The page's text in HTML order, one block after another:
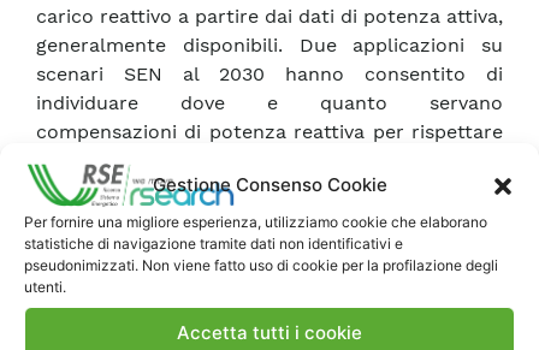
Gestione Consenso Cookie
Per fornire una migliore esperienza, utilizziamo cookie che elaborano
statistiche di navigazione tramite dati non identificativi e
pseudonimizzati. Non viene fatto uso di cookie per la profilazione degli
utenti.
Accetta tutti i cookie
carico reattivo a partire dai dati di potenza attiva,
generalmente disponibili. Due applicazioni su
scenari SEN al 2030 hanno consentito di
individuare dove e quanto servano
compensazioni di potenza reattiva per rispettare
i limiti nodali di tensione sulla rete italiana e di
valutare preliminarmente l’impatto sul sistema
elettrico italiano di una potenziale significativa
riduzione della generazione idroelettrica a causa
della vetustà degli impianti.
Per quanto riguarda gli aspetti sociali, è stata
analizzata la politica energetica della SEN 2017